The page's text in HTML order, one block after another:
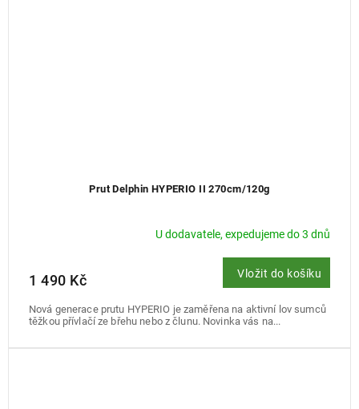
Prut Delphin HYPERIO II 270cm/120g
U dodavatele, expedujeme do 3 dnů
1 490 Kč Vložit do košíku
Nová generace prutu HYPERIO je zaměřena na aktivní lov sumců
těžkou přívlačí ze břehu nebo z člunu. Novinka vás na...